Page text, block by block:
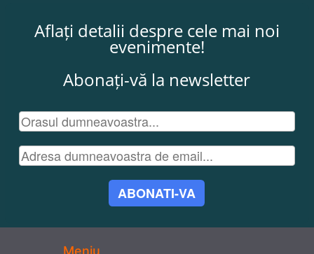
Aflați detalii despre cele mai noi
evenimente!
Abonați-vă la newsletter
ABONATI-VA
Meniu